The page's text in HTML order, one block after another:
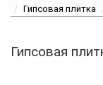
Гипсовая плитка
Гипсовая